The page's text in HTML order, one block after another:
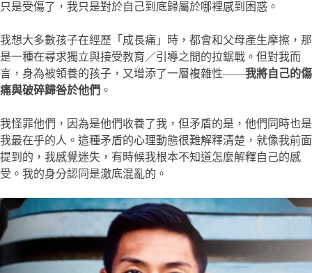
只是受傷了，我只是對於自己到底歸屬於哪裡感到困惑。
我想大多數孩子在經歷「成長痛」時，都會和父母產生摩擦，那
是一種在尋求獨立與接受教育／引導之間的拉鋸戰。但對我而
言，身為被領養的孩子，又增添了一層複雜性——我將自己的傷
痛與破碎歸咎於他們 。
我怪罪他們，因為是他們收養了我，但矛盾的是，他們同時也是
我最在乎的人。這種矛盾的心理動態很難解釋清楚，就像我前面
提到的，我感覺迷失，有時候我根本不知道怎麼解釋自己的感
受。我的身分認同是澈底混亂的。